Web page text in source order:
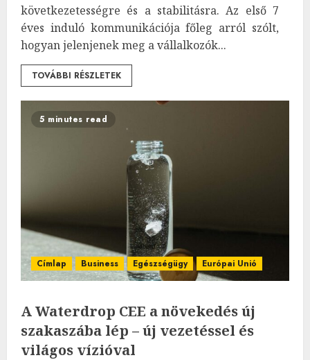
következetességre és a stabilitásra. Az első 7
éves induló kommunikációja főleg arról szólt,
hogyan jelenjenek meg a vállalkozók...
TOVÁBBI RÉSZLETEK
5 minutes read
Címlap Business Egészségügy Európai Unió
A Waterdrop CEE a növekedés új
szakaszába lép – új vezetéssel és
világos vízióval